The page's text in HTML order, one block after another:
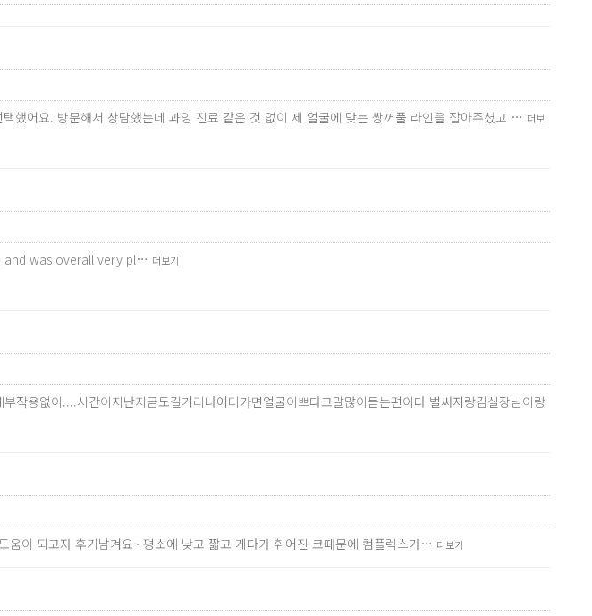
했어요. 방문해서 상담했는데 과잉 진료 같은 것 없이 제 얼굴에 맞는 쌍꺼풀 라인을 잡아주셨고 … 더보
and was overall very pl… 더보기
작용없이....시간이지난지금도길거리나어디가면얼굴이쁘다고말많이듣는편이다 벌써저랑김실장님이랑
움이 되고자 후기남겨요~ 평소에 낮고 짧고 게다가 휘어진 코때문에 컴플렉스가… 더보기